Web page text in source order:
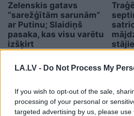
LA.LV - Do Not Process My
If you wish to opt-out of the sale,
processing of your personal or
targeted advertising by us, please
Zelenskis gatavs
“sarežģītām sarunām”
ar Putinu; Slaidiņš
pasaka, kas visu varētu
izšķirt